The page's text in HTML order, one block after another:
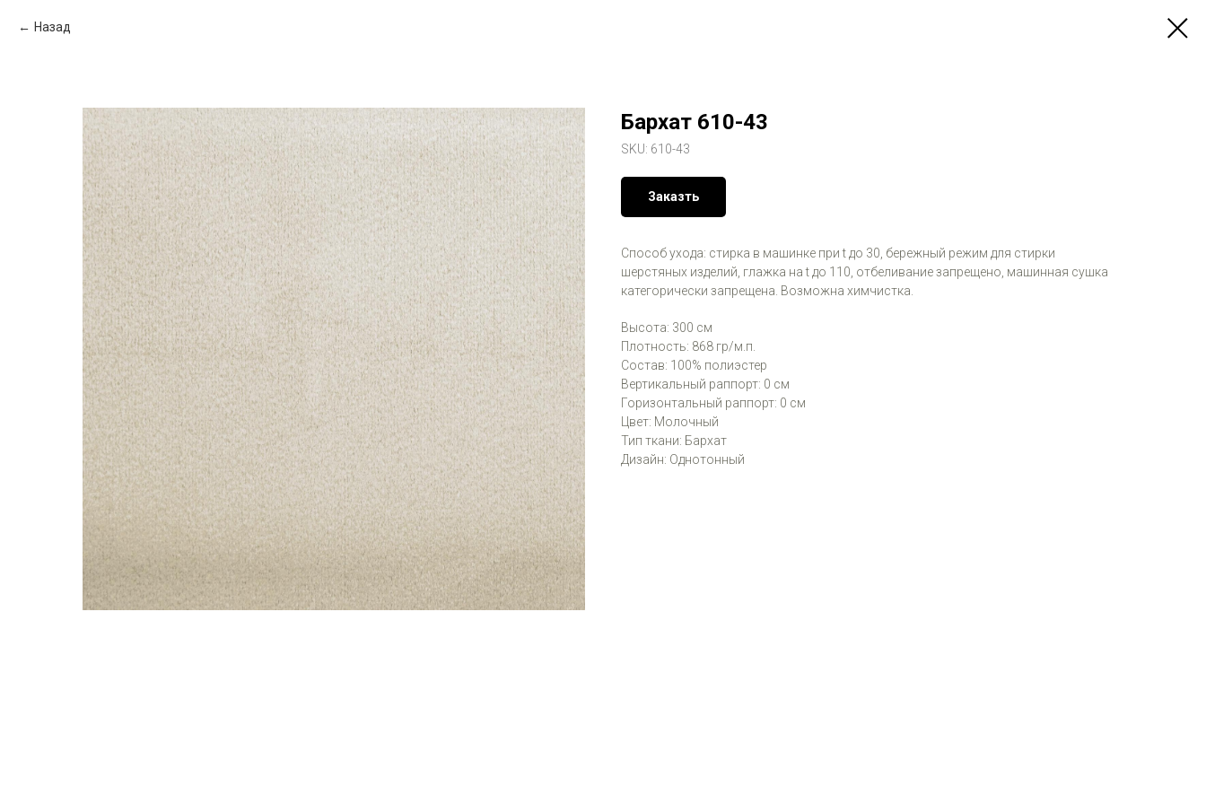
Назад
Бархат 610-43
SKU: 610-43
Заказть
Способ ухода: стирка в машинке при t до 30, бережный режим для стирки
шерстяных изделий, глажка на t до 110, отбеливание запрещено, машинная сушка
категорически запрещена. Возможна химчистка.
Высота: 300 см
Плотность: 868 гр/м.п.
Состав: 100% полиэстер
Вертикальный раппорт: 0 см
Горизонтальный раппорт: 0 см
Цвет: Молочный
Тип ткани: Бархат
Дизайн: Однотонный